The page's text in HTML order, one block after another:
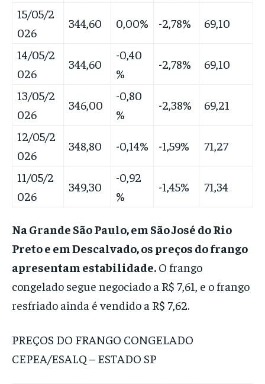
15/05/2
026
344,60 0,00% -2,78% 69,10
14/05/2
026
344,60
-0,40
%
-2,78% 69,10
13/05/2
026
346,00
-0,80
%
-2,38% 69,21
12/05/2
026
348,80 -0,14% -1,59% 71,27
11/05/2
026
349,30
-0,92
%
-1,45% 71,34
Na Grande São Paulo, em São José do Rio
Preto e em Descalvado, os preços do frango
apresentam estabilidade. O frango
congelado segue negociado a R$ 7,61, e o frango
resfriado ainda é vendido a R$ 7,62.
PREÇOS DO FRANGO CONGELADO
CEPEA/ESALQ – ESTADO SP